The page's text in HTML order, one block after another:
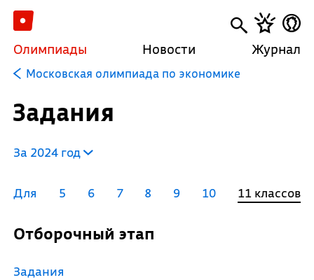
Олимпиады Новости Журнал
Московская олимпиада по экономике
Задания
За 2024 год
Для 5 6 7 8 9 10 11 классов
Отборочный этап
Задания